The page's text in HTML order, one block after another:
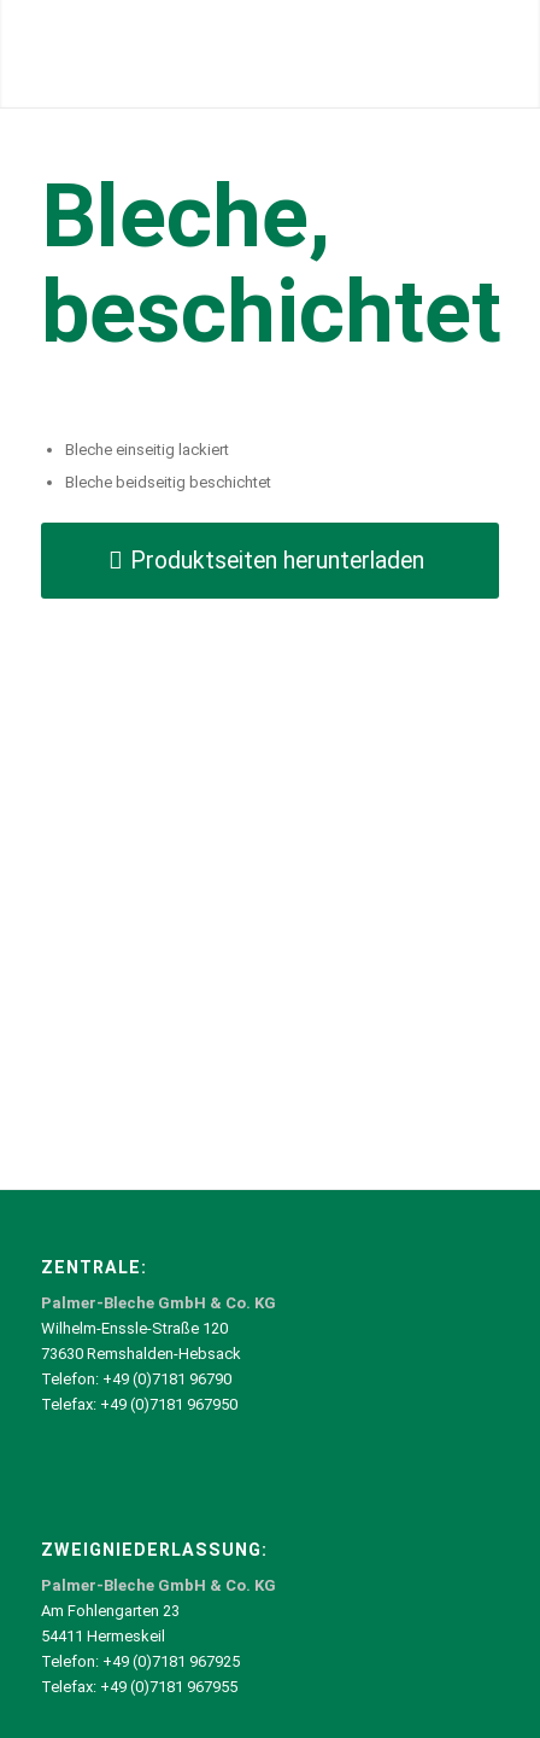
Bleche,
beschichtet
Bleche einseitig lackiert
Bleche beidseitig beschichtet
Produktseiten herunterladen
ZENTRALE:
Palmer-Bleche GmbH & Co. KG
Wilhelm-Enssle-Straße 120
73630 Remshalden-Hebsack
Telefon: +49 (0)7181 96790
Telefax: +49 (0)7181 967950
ZWEIGNIEDERLASSUNG:
Palmer-Bleche GmbH & Co. KG
Am Fohlengarten 23
54411 Hermeskeil
Telefon: +49 (0)7181 967925
Telefax: +49 (0)7181 967955